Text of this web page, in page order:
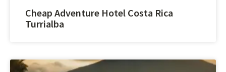
Cheap Adventure Hotel Costa Rica
Turrialba